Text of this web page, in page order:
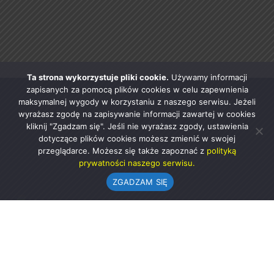
Ta strona wykorzystuje pliki cookie. Używamy informacji
zapisanych za pomocą plików cookies w celu zapewnienia
maksymalnej wygody w korzystaniu z naszego serwisu. Jeżeli
wyrażasz zgodę na zapisywanie informacji zawartej w cookies
kliknij "Zgadzam się". Jeśli nie wyrażasz zgody, ustawienia
dotyczące plików cookies możesz zmienić w swojej
przeglądarce. Możesz się także zapoznać z polityką
prywatności naszego serwisu.
ZGADZAM SIĘ